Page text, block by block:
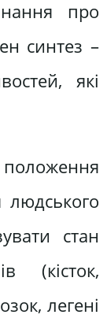
про
синтез –
які
людського
стан
(кісток,
легені